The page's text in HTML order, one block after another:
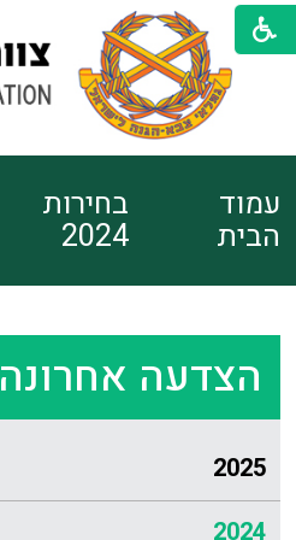
עמוד
הבית
בחירות
2024
הצדעה אחרונה
2025
2024